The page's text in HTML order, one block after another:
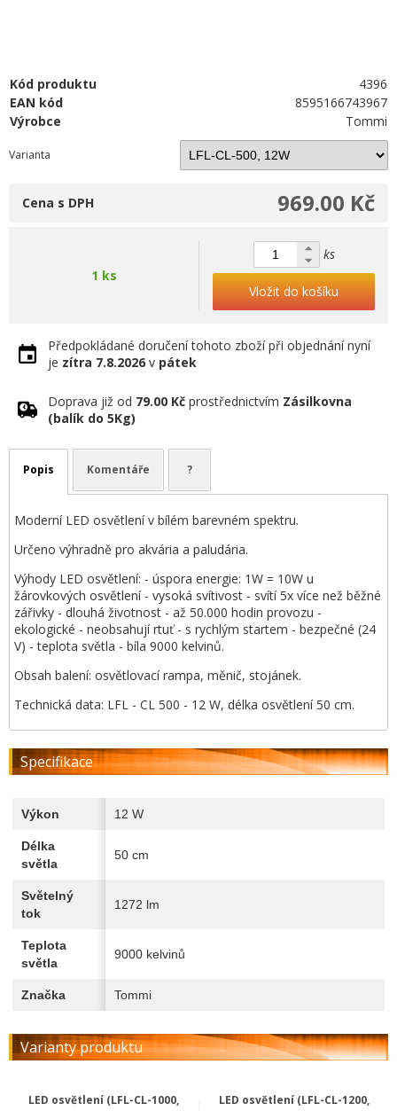
Kód produktu
4396
EAN kód
8595166743967
Výrobce
Tommi
Varianta
969.00 Kč
Cena s DPH
1 ks
ks
Vložit do košíku
Předpokládané doručení tohoto zboží při objednání nyní
je zítra 7.8.2026 v pátek
Doprava již od 79.00 Kč prostřednictvím Zásilkovna
(balík do 5Kg)
Popis Komentáře ?
Moderní LED osvětlení v bílém barevném spektru.
Určeno výhradně pro akvária a paludária.
Výhody LED osvětlení: - úspora energie: 1W = 10W u
žárovkových osvětlení - vysoká svítivost - svítí 5x více než běžné
zářivky - dlouhá životnost - až 50.000 hodin provozu -
ekologické - neobsahují rtuť - s rychlým startem - bezpečné (24
V) - teplota světla - bíla 9000 kelvinů.
Obsah balení: osvětlovací rampa, měnič, stojánek.
Technická data: LFL - CL 500 - 12 W, délka osvětlení 50 cm.
Specifikace
Výkon 12 W
Délka
světla
50 cm
Světelný
tok
1272 lm
Teplota
světla
9000 kelvinů
Značka Tommi
Varianty produktu
LED osvětlení (LFL-CL-1000,
LED osvětlení (LFL-CL-1200,